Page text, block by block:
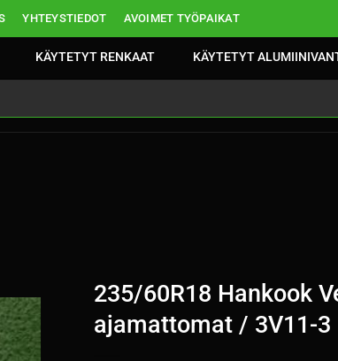
YHTEYSTIEDOT AVOIMET TYÖPAIKAT
KÄYTETYT RENKAAT KÄYTETYT
235/60R18 Hankook
ajamattomat / 3V11-3